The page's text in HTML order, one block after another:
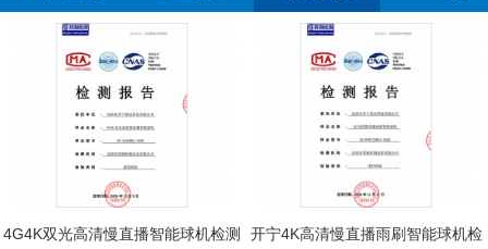
4G4K双光高清慢直播智能球机检测 开宁4K高清慢直播雨刷